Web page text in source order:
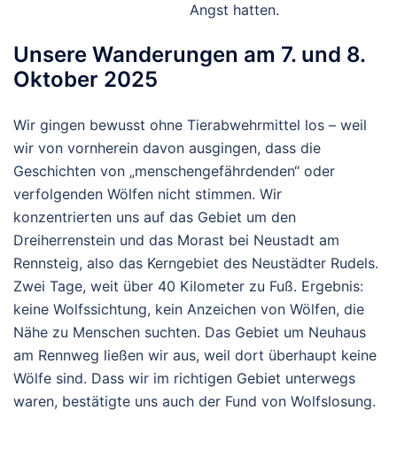
Angst hatten.
Unsere Wanderungen am 7. und 8.
Oktober 2025
Wir gingen bewusst ohne Tierabwehrmittel los – weil
wir von vornherein davon ausgingen, dass die
Geschichten von „menschengefährdenden“ oder
verfolgenden Wölfen nicht stimmen. Wir
konzentrierten uns auf das Gebiet um den
Dreiherrenstein und das Morast bei Neustadt am
Rennsteig, also das Kerngebiet des Neustädter Rudels.
Zwei Tage, weit über 40 Kilometer zu Fuß. Ergebnis:
keine Wolfssichtung, kein Anzeichen von Wölfen, die
Nähe zu Menschen suchten. Das Gebiet um Neuhaus
am Rennweg ließen wir aus, weil dort überhaupt keine
Wölfe sind. Dass wir im richtigen Gebiet unterwegs
waren, bestätigte uns auch der Fund von Wolfslosung.